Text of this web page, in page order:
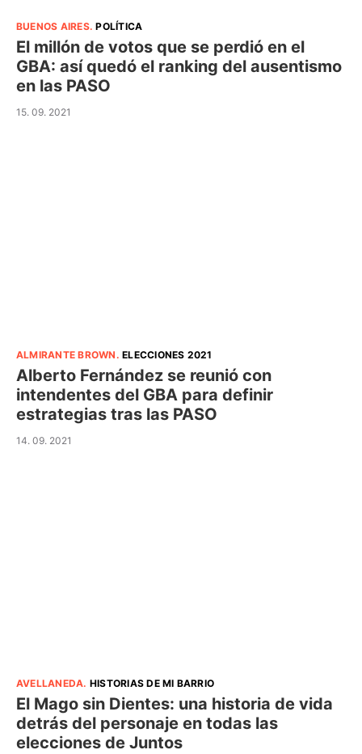
BUENOS AIRES.POLÍTICA
El millón de votos que se perdió en el
GBA: así quedó el ranking del ausentismo
en las PASO
15. 09. 2021
ALMIRANTE BROWN .ELECCIONES 2021
Alberto Fernández se reunió con
intendentes del GBA para definir
estrategias tras las PASO
14. 09. 2021
AVELLANEDA. HISTORIAS DE MI BARRIO
El Mago sin Dientes: una historia de vida
detrás del personaje en todas las
elecciones de Juntos